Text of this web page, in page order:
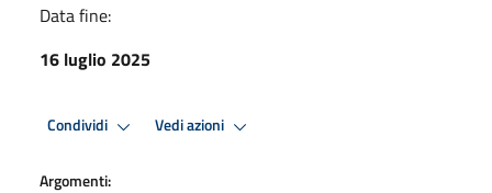
Data fine:
16 luglio 2025
Condividi Vedi azioni
Argomenti: